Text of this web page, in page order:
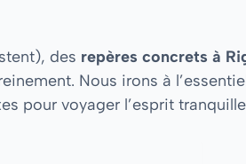
des repères concrets à
Nous irons à
pour voyager l’esprit